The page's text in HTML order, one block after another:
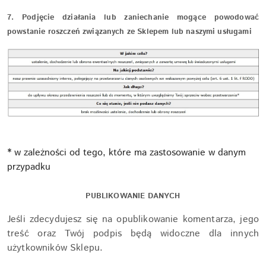
7. Podjęcie działania lub zaniechanie mogące powodować
powstanie roszczeń związanych ze Sklepem lub naszymi usługami
* w zależności od tego, które ma zastosowanie w danym
przypadku
PUBLIKOWANIE DANYCH
Jeśli zdecydujesz się na opublikowanie komentarza, jego
treść oraz Twój podpis będą widoczne dla innych
użytkowników Sklepu.